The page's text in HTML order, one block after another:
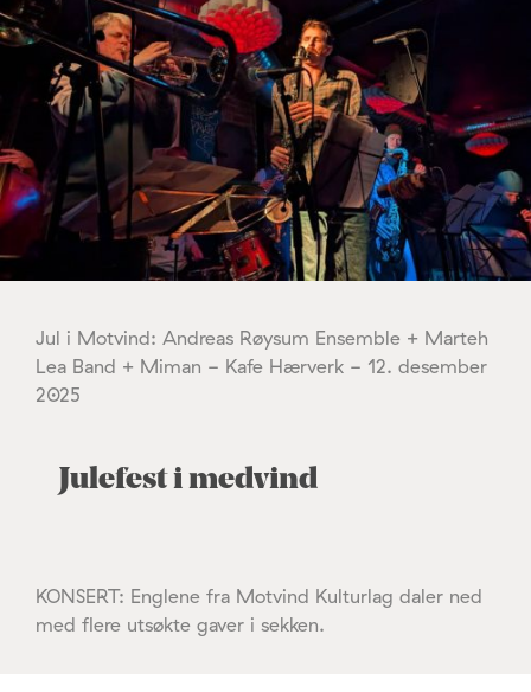
Jul i Motvind: Andreas Røysum Ensemble + Marteh
Lea Band + Miman - Kafe Hærverk - 12. desember
2025
Julefest i medvind
KONSERT: Englene fra Motvind Kulturlag daler ned
med flere utsøkte gaver i sekken.